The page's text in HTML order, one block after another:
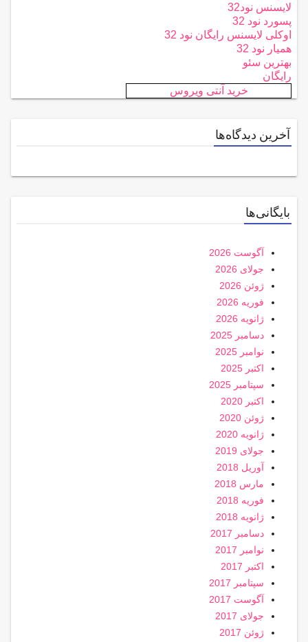
لایسنس نود32
پسورد نود 32
اوکلی لایسنس رایگان نود 32
همیار نود 32
بهترین سئو
رایگان
خرید آنتی ویروس
آخرین دیدگاه‌ها
بایگانی‌ها
آگوست 2026
جولای 2026
ژوئن 2026
فوریه 2026
ژانویه 2026
دسامبر 2025
نوامبر 2025
اکتبر 2025
سپتامبر 2025
اکتبر 2020
ژوئن 2020
ژانویه 2020
جولای 2019
آوریل 2018
مارس 2018
فوریه 2018
ژانویه 2018
دسامبر 2017
نوامبر 2017
اکتبر 2017
سپتامبر 2017
آگوست 2017
جولای 2017
ژوئن 2017